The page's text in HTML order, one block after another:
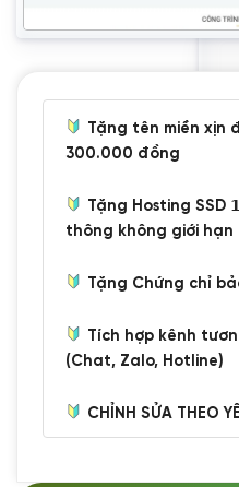
Tặng tên miền xịn
300.000 đồng
Tặng Hosting
thông không giới hạn
Tặng Chứng chỉ
Tích hợp kênh
(Chat, Zalo, Hotline)
CHỈNH SỬA THEO